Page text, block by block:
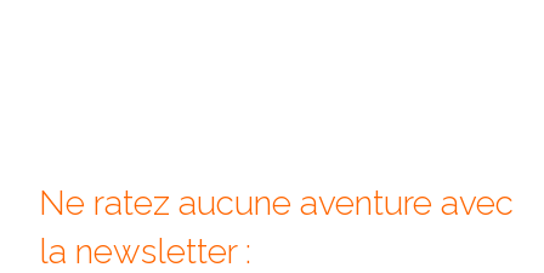
Kyoto
Mont Fuji
Ne ratez aucune aventure avec
la newsletter :